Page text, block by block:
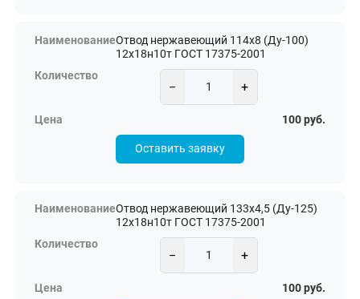
Отвод нержавеющий 114х8 (Ду-100)
12х18н10т ГОСТ 17375-2001
− +
100 руб.
Оставить заявку
Отвод нержавеющий 133х4,5 (Ду-125)
12х18н10т ГОСТ 17375-2001
− +
100 руб.